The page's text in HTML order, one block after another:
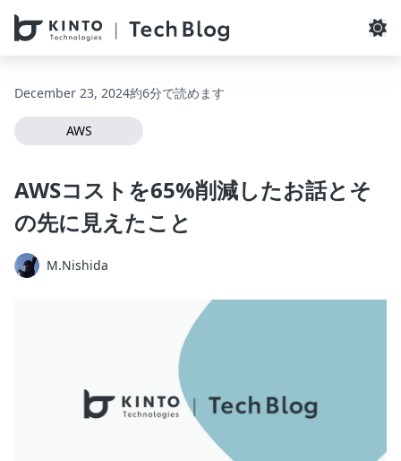
本文へスキップ / Skip to main content
December 23, 2024約6分で読めます
AWS
AWSコストを65%削減したお話とそ
の先に見えたこと
M.Nishida